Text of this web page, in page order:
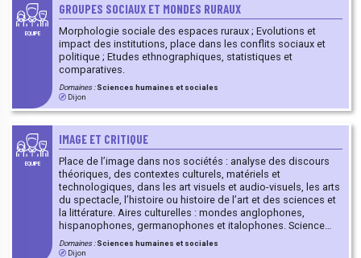
EQUIPE
GROUPES SOCIAUX ET MONDES RURAUX
Morphologie sociale des espaces ruraux ; Evolutions et
impact des institutions, place dans les conflits sociaux et
politique ; Etudes ethnographiques, statistiques et
comparatives.
Domaines :Sciences humaines et sociales
Dijon
EQUIPE
IMAGE ET CRITIQUE
Place de l’image dans nos sociétés : analyse des discours
théoriques, des contextes culturels, matériels et
technologiques, dans les art visuels et audio-visuels, les arts
du spectacle, l’histoire ou histoire de l’art et des sciences et
la littérature. Aires culturelles : mondes anglophones,
hispanophones, germanophones et italophones. Science
ouverte : expertise dans le domaine de l’édition scientifique
ouverte.
Domaines :Sciences humaines et sociales
Dijon